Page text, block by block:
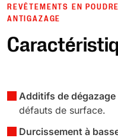
REVÊTEMENTS EN
ANTIGAZAGE
Additifs de dégazage
défauts de surface.
Durcissement à